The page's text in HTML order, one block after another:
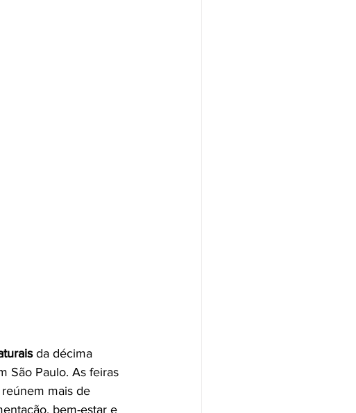
da décima
São Paulo. As feiras
mais de
bem-estar e